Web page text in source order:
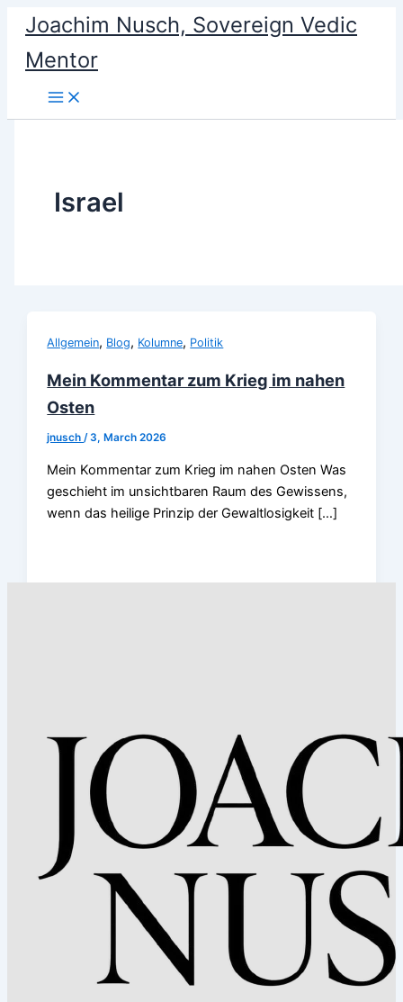
content
Joachim Nusch, Sovereign Vedic
Mentor
Israel
Allgemein, Blog, Kolumne, Politik
Mein Kommentar zum Krieg im nahen
Osten
jnusch/3, March 2026
Mein Kommentar zum Krieg im nahen Osten Was
geschieht im unsichtbaren Raum des Gewissens,
wenn das heilige Prinzip der Gewaltlosigkeit […]